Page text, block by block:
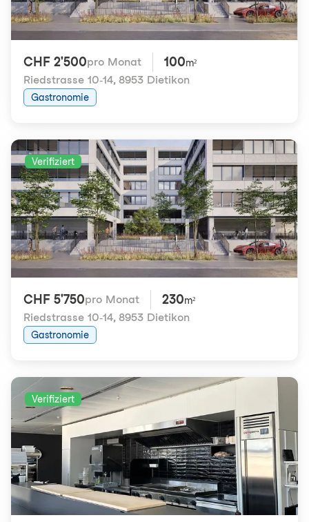
CHF 2'500pro Monat 100m²
Riedstrasse 10-14, 8953 Dietikon
Gastronomie
Verifiziert
CHF 5'750pro Monat 230m²
Riedstrasse 10-14, 8953 Dietikon
Gastronomie
Verifiziert